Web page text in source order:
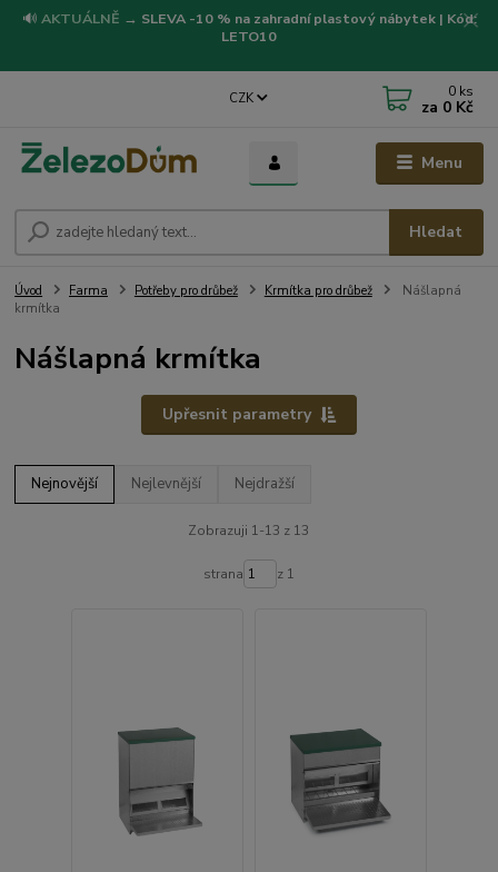
🔊 AKTUÁLNĚ → SLEVA -10 % na zahradní plastový nábytek | Kód:
LETO10
Menu
CZK
Hledat
0 ks
za 0 Kč
Úvod Farma Potřeby pro drůbež Krmítka pro drůbež
Nášlapná
krmítka
Nášlapná krmítka
Upřesnit parametry
Nejnovější Nejlevnější Nejdražší
Zobrazuji 1-13 z 13
strana z 1